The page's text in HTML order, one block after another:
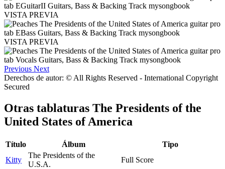
VISTA PREVIA
VISTA PREVIA
Previous Next
Derechos de autor: © All Rights Reserved - International Copyright
Secured
Otras tablaturas The Presidents of the
United States of America
Título Álbum
Tipo
Kitty
The Presidents of the
U.S.A.
Full Score